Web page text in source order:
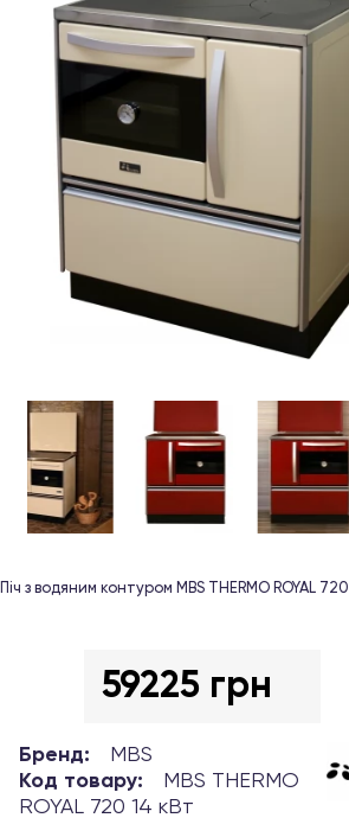
Піч з водяним контуром MBS THERMO ROYAL 720
59225 грн
Бренд:
MBS
Код товару:
MBS THERMO
ROYAL 720 14 кВт